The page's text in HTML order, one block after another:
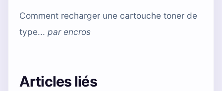
Comment recharger une cartouche toner de
type... parencros
Articles liés